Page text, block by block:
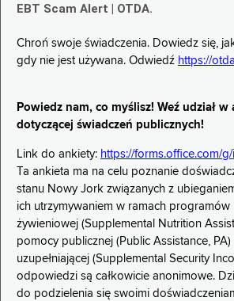
EBT Scam Alert | OTDA.
Chroń swoje świadczenia. Dowiedz się,
gdy nie jest używana. Odwiedź https://
Powiedz nam, co myślisz! Weź udział w
dotyczącej świadczeń publicznych!
Link do ankiety: https://forms.office.com/
Ta ankieta ma na celu poznanie
stanu Nowy Jork związanych z
ich utrzymywaniem w ramach programów
żywieniowej (Supplemental Nutrition
pomocy publicznej (Public Assistance,
uzupełniającej (Supplemental Security
odpowiedzi są całkowicie anonimowe.
do podzielenia się swoimi